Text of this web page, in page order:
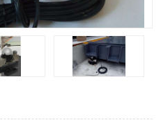
木材撕碎机
金属撕碎机